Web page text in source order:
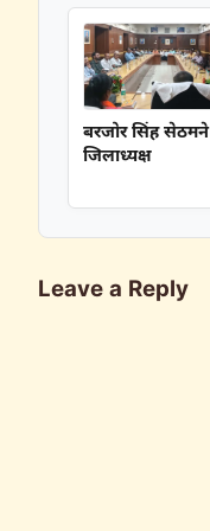
बरजोर सिंह
जिलाध्यक्ष
Leave a Reply